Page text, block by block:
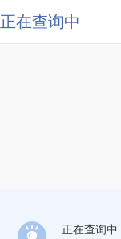
正在查询中
正在查询中